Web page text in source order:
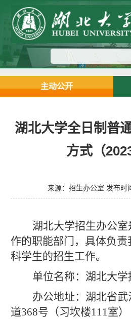
主动公开
湖北大学全日制普
方式（
来源：招生办公室 发布时
湖北大学招生办公
作的职能部门，具体负
科学生的招生工作。
单位名称：湖北大
办公地址：湖北省
道368号 （习坎楼111室）